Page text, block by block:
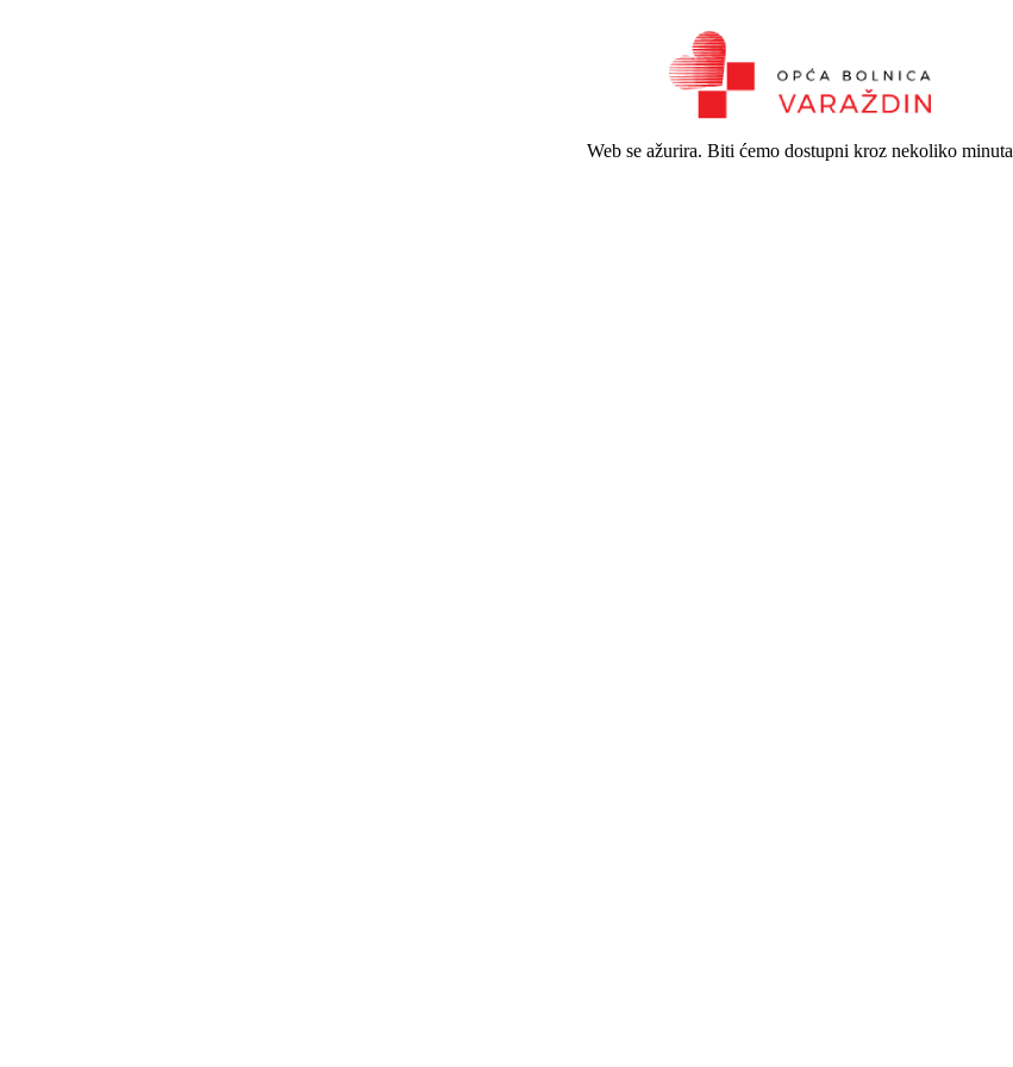
Web se ažurira. Biti ćemo dostupni kroz nekoliko minuta